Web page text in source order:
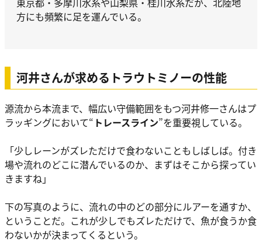
方にも頻繁に足を運んでいる。
河井さんが求めるトラウトミノーの性能
源流から本流まで、幅広い守備範囲をもつ河井修一さんはプ
ラッギングにおいて“ トレースライン”を重要視している。
「少しレーンがズレただけで食わないこともしばしば。付き
場や流れのどこに潜んでいるのか、まずはそこから探ってい
きますね」
下の写真のように、流れの中のどの部分にルアーを通すか、
ということだ。これが少しでもズレただけで、魚が食うか食
わないかが決まってくるという。